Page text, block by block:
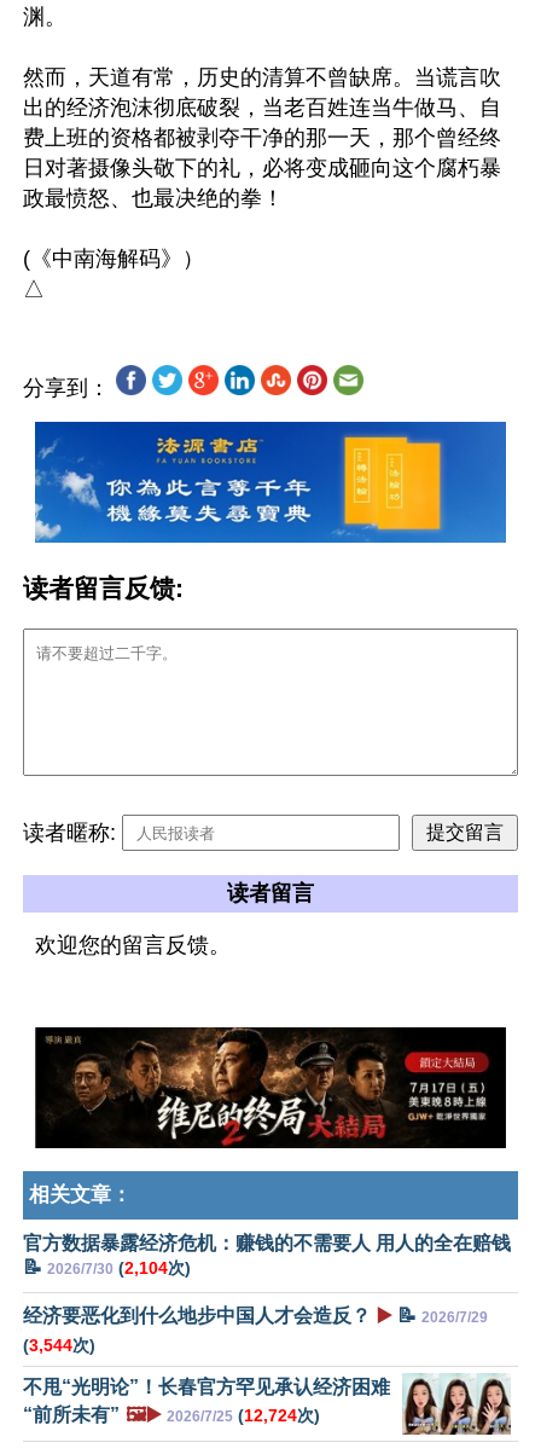
渊。
然而，天道有常，历史的清算不曾缺席。当谎言吹
出的经济泡沫彻底破裂，当老百姓连当牛做马、自
费上班的资格都被剥夺干净的那一天，那个曾经终
日对著摄像头敬下的礼，必将变成砸向这个腐朽暴
政最愤怒、也最决绝的拳！
(《中南海解码》）
分享到：
读者留言反馈:
读者暱称:
读者留言
欢迎您的留言反馈。
相关文章：
官方数据暴露经济危机：赚钱的不需要人 用人的全在赔钱
📝 2026/7/30 (2,104次)
经济要恶化到什么地步中国人才会造反？ ▶️ 📝 2026/7/29
(3,544次)
不甩“光明论”！长春官方罕见承认经济困难
“前所未有” 🖼️▶️ 2026/7/25 (12,724次)